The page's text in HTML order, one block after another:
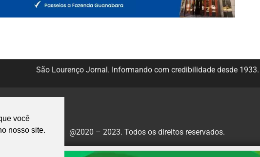
você
nosso site.
São Lourenço Jornal. Informando com credibilidade desde 1933.
@2020 – 2023. Todos os direitos reservados.